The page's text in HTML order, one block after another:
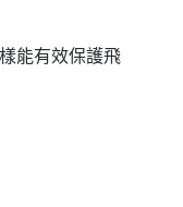
能有效保護飛